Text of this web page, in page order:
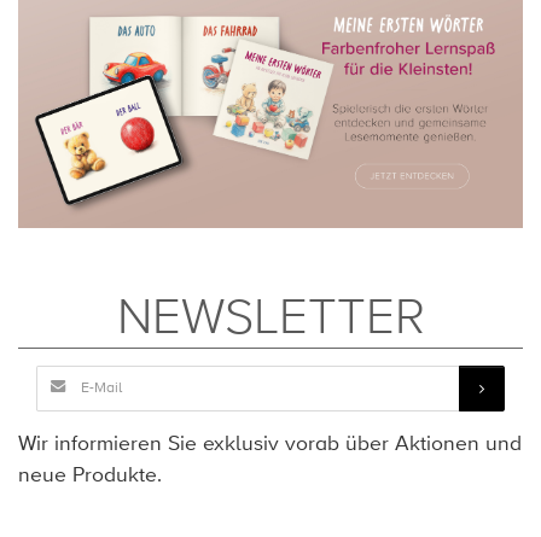
NEWSLETTER
Wir informieren Sie exklusiv vorab über Aktionen und
neue Produkte.